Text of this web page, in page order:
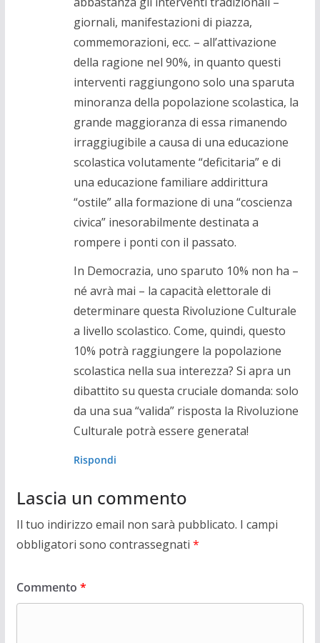
giornali, manifestazioni di piazza,
commemorazioni, ecc. – all’attivazione
della ragione nel 90%, in quanto questi
interventi raggiungono solo una sparuta
minoranza della popolazione scolastica, la
grande maggioranza di essa rimanendo
irraggiugibile a causa di una educazione
scolastica volutamente “deficitaria” e di
una educazione familiare addirittura
“ostile” alla formazione di una “coscienza
civica” inesorabilmente destinata a
rompere i ponti con il passato.
In Democrazia, uno sparuto 10% non ha –
né avrà mai – la capacità elettorale di
determinare questa Rivoluzione Culturale
a livello scolastico. Come, quindi, questo
10% potrà raggiungere la popolazione
scolastica nella sua interezza? Si apra un
dibattito su questa cruciale domanda: solo
da una sua “valida” risposta la Rivoluzione
Culturale potrà essere generata!
Rispondi
Lascia un commento
Il tuo indirizzo email non sarà pubblicato. I campi
obbligatori sono contrassegnati *
Commento *